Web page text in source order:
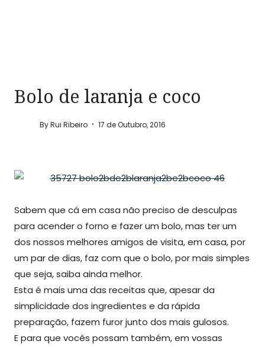
Bolo de laranja e coco
ByRui Ribeiro 17 de Outubro, 2016
Sabem que cá em casa não preciso de desculpas
para acender o forno e fazer um bolo, mas ter um
dos nossos melhores amigos de visita, em casa, por
um par de dias, faz com que o bolo, por mais simples
que seja, saiba ainda melhor.
Esta é mais uma das receitas que, apesar da
simplicidade dos ingredientes e da rápida
preparação, fazem furor junto dos mais gulosos.
E para que vocês possam também, em vossas